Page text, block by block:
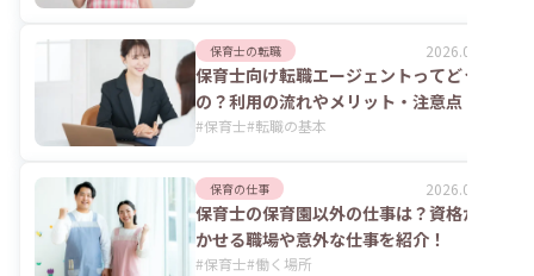
保育士の転職 2026.08.06
保育士向け転職エージェントってどうな
の？利用の流れやメリット・注意点
#保育士#転職の基本
保育の仕事 2026.07.24
保育士の保育園以外の仕事は？資格が活
かせる職場や意外な仕事を紹介！
#保育士#働く場所